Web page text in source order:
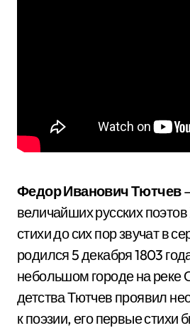
Федор Иванович Тютчев
величайших русских
стихи до сих пор звучат в
родился 5 декабря 1803
небольшом городе на реке
детства Тютчев проявил
к поэзии, его первые стихи